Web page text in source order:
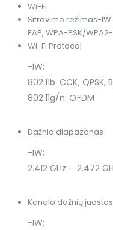
Wi-Fi
Šifravimo režimas-
EAP, WPA-PSK/
Wi-Fi Protocol
-IW:
802.11b: CCK, QPSK,
802.11g/n: OFDM
Dažnio diapazonas
-IW:
2.412 GHz – 2.472
Kanalo dažnių
-IW: